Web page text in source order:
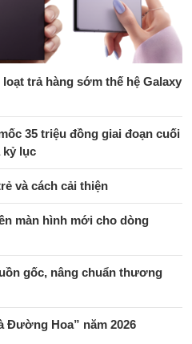
trả hàng sớm thế hệ Galaxy
35 triệu đồng giai đoạn cuối
lục
và cách cải thiện
màn hình mới cho dòng
gốc, nâng chuẩn thương
Đường Hoa” năm 2026